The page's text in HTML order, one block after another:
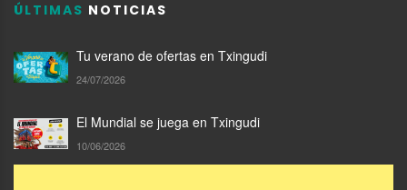
ÚLTIMAS NOTICIAS
Tu verano de ofertas en Txingudi
24/07/2026
El Mundial se juega en Txingudi
10/06/2026